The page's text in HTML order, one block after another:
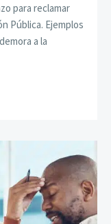
para reclamar
Pública. Ejemplos
a la